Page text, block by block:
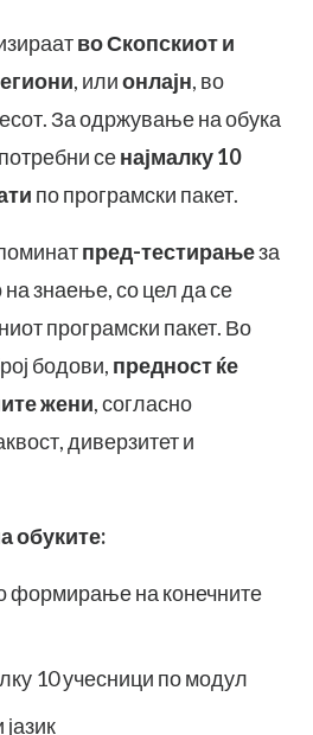
во Скопскиот и
, илионлајн, во
За одржување на обука
сенајмалку 10
по програмски пакет.
пред-тестирањеза
знаење, со цел да се
програмски пакет. Во
бодови, предност ќе
жени, согласно
диверзитет и
обуките:
формирање на конечните
10 учесници по модул